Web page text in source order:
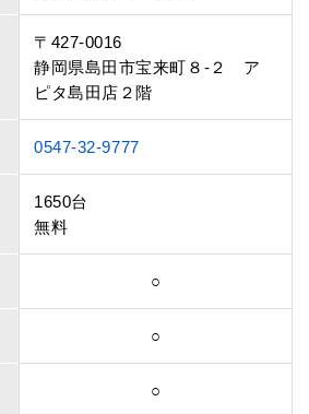
〒427-0016
静岡県島田市宝来町８‐２ ア
ピタ島田店２階
0547-32-9777
1650台
無料
○
○
○